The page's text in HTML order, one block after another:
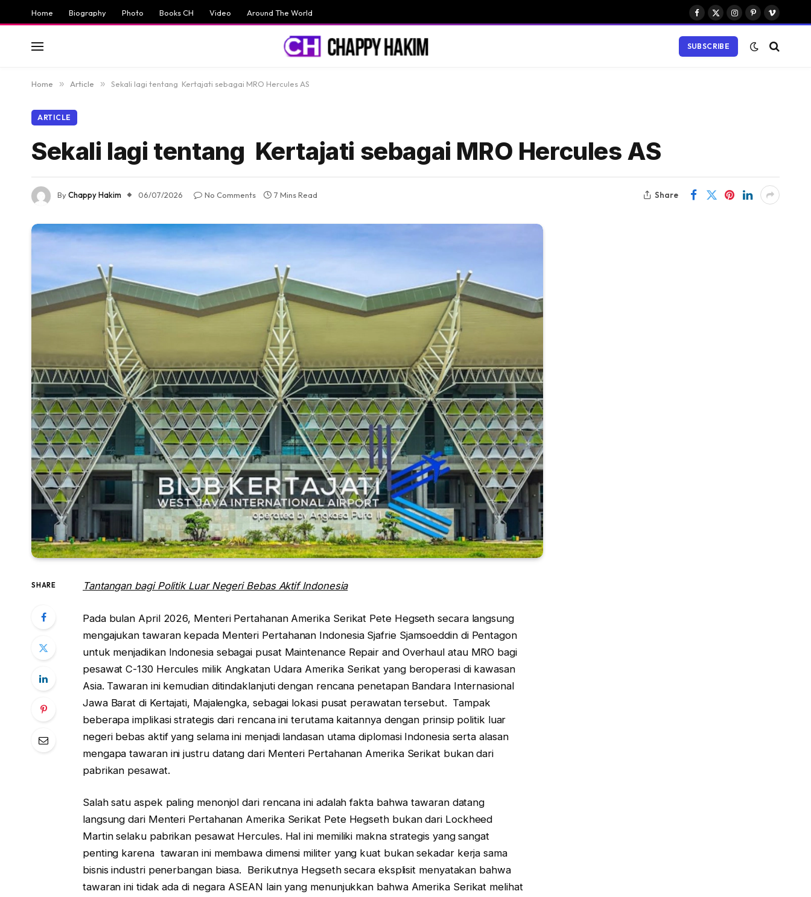
Home Biography Photo Books CH Video Around The World
Facebook
X
Instagram
PinterestVimeo
SUBSCRIBE
Home » Article » Sekali lagi tentang Kertajati sebagai MRO Hercules AS
ARTICLE
Sekali lagi tentang Kertajati sebagai MRO Hercules AS
ByChappy Hakim 06/07/2026 No Comments 7 Mins Read Share
SHARE Tantangan bagi Politik Luar Negeri Bebas Aktif Indonesia
Pada bulan April 2026, Menteri Pertahanan Amerika Serikat Pete Hegseth secara langsung
mengajukan tawaran kepada Menteri Pertahanan Indonesia Sjafrie Sjamsoeddin di Pentagon
untuk menjadikan Indonesia sebagai pusat Maintenance Repair and Overhaul atau MRO bagi
pesawat C-130 Hercules milik Angkatan Udara Amerika Serikat yang beroperasi di kawasan
Asia. Tawaran ini kemudian ditindaklanjuti dengan rencana penetapan Bandara Internasional
Jawa Barat di Kertajati, Majalengka, sebagai lokasi pusat perawatan tersebut. Tampak
beberapa implikasi strategis dari rencana ini terutama kaitannya dengan prinsip politik luar
negeri bebas aktif yang selama ini menjadi landasan utama diplomasi Indonesia serta alasan
mengapa tawaran ini justru datang dari Menteri Pertahanan Amerika Serikat bukan dari
pabrikan pesawat.
Salah satu aspek paling menonjol dari rencana ini adalah fakta bahwa tawaran datang
langsung dari Menteri Pertahanan Amerika Serikat Pete Hegseth bukan dari Lockheed
Martin selaku pabrikan pesawat Hercules. Hal ini memiliki makna strategis yang sangat
penting karena tawaran ini membawa dimensi militer yang kuat bukan sekadar kerja sama
bisnis industri penerbangan biasa. Berikutnya Hegseth secara eksplisit menyatakan bahwa
tawaran ini tidak ada di negara ASEAN lain yang menunjukkan bahwa Amerika Serikat melihat